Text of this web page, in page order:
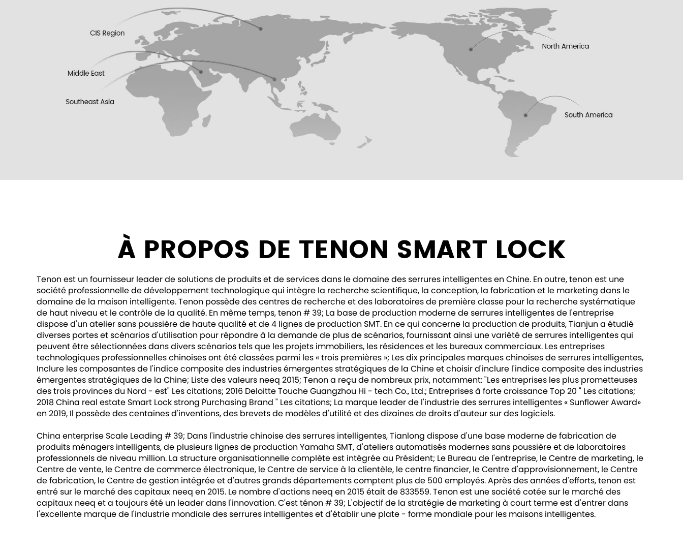
À PROPOS DE TENON SMART LOCK
Tenon est un fournisseur leader de solutions de produits et de services dans le domaine des serrures intelligentes en Chine. En outre, tenon est une
société professionnelle de développement technologique qui intègre la recherche scientifique, la conception, la fabrication et le marketing dans le
domaine de la maison intelligente. Tenon possède des centres de recherche et des laboratoires de première classe pour la recherche systématique
de haut niveau et le contrôle de la qualité. En même temps, tenon # 39; La base de production moderne de serrures intelligentes de l'entreprise
dispose d'un atelier sans poussière de haute qualité et de 4 lignes de production SMT. En ce qui concerne la production de produits, Tianjun a étudié
diverses portes et scénarios d'utilisation pour répondre à la demande de plus de scénarios, fournissant ainsi une variété de serrures intelligentes qui
peuvent être sélectionnées dans divers scénarios tels que les projets immobiliers, les résidences et les bureaux commerciaux. Les entreprises
technologiques professionnelles chinoises ont été classées parmi les « trois premières »; Les dix principales marques chinoises de serrures intelligentes,
Inclure les composantes de l'indice composite des industries émergentes stratégiques de la Chine et choisir d'inclure l'indice composite des industries
émergentes stratégiques de la Chine; Liste des valeurs neeq 2015; Tenon a reçu de nombreux prix, notamment: "Les entreprises les plus prometteuses
des trois provinces du Nord - est" Les citations; 2016 Deloitte Touche Guangzhou Hi - tech Co., Ltd.; Entreprises à forte croissance Top 20 " Les citations;
2018 China real estate Smart Lock strong Purchasing Brand " Les citations; La marque leader de l'industrie des serrures intelligentes « Sunflower Award»
en 2019, Il possède des centaines d'inventions, des brevets de modèles d'utilité et des dizaines de droits d'auteur sur des logiciels.
China enterprise Scale Leading # 39; Dans l'industrie chinoise des serrures intelligentes, Tianlong dispose d'une base moderne de fabrication de
produits ménagers intelligents, de plusieurs lignes de production Yamaha SMT, d'ateliers automatisés modernes sans poussière et de laboratoires
professionnels de niveau million. La structure organisationnelle complète est intégrée au Président; Le Bureau de l'entreprise, le Centre de marketing, le
Centre de vente, le Centre de commerce électronique, le Centre de service à la clientèle, le centre financier, le Centre d'approvisionnement, le Centre
de fabrication, le Centre de gestion intégrée et d'autres grands départements comptent plus de 500 employés. Après des années d'efforts, tenon est
entré sur le marché des capitaux neeq en 2015. Le nombre d'actions neeq en 2015 était de 833559. Tenon est une société cotée sur le marché des
capitaux neeq et a toujours été un leader dans l'innovation. C'est ténon # 39; L'objectif de la stratégie de marketing à court terme est d'entrer dans
l'excellente marque de l'industrie mondiale des serrures intelligentes et d'établir une plate - forme mondiale pour les maisons intelligentes.